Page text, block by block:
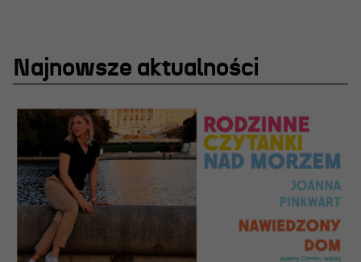
OSIECKA. ARCHIPELAGI
reż. Jacek Bała
Najnowsze aktualności